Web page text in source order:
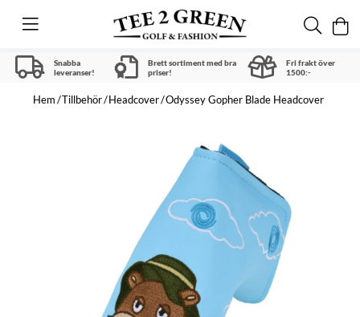
Snabba
leveranser!
Brett sortiment med bra
priser!
Fri frakt över
1500:-
Hem Tillbehör Headcover Odyssey Gopher Blade Headcover